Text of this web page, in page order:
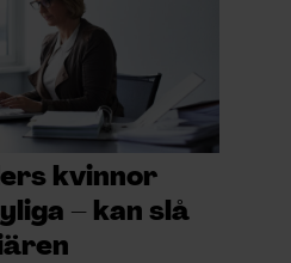
kvinnor
– kan slå